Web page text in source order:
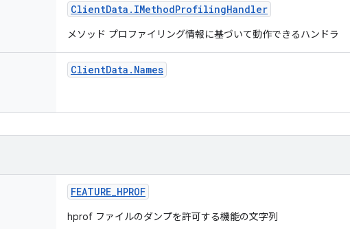
ClientData . IMethodProfilingHandler
メソッド プロファイリング情報に基づいて動作できるハンドラ
ClientData . Names
FEATURE_HPROF
hprof ファイルのダンプを許可する機能の文字列